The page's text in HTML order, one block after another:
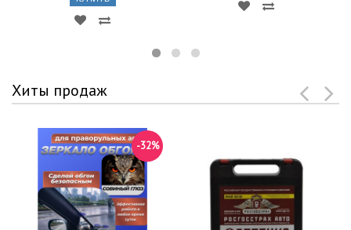
Хиты продаж
-32%